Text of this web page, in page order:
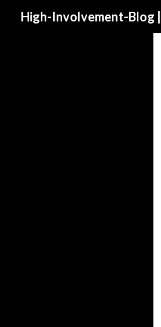
High-Involvement-Blog